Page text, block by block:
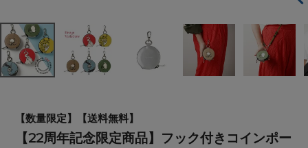
【数量限定】【送料無料】
【22周年記念限定商品】フック付きコインポー